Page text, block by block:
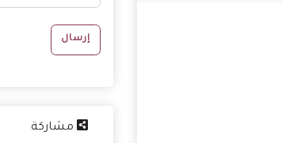
إرسال
مشاركة